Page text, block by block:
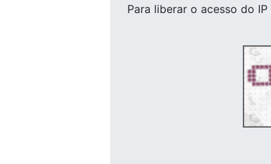
Para liberar o acesso do IP